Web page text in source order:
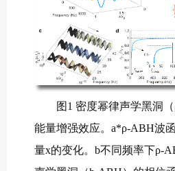
图1 密度幂律声学黑洞
能量增强效应。a*ρ-ABH波
量x的变化。b不同频率下ρ-